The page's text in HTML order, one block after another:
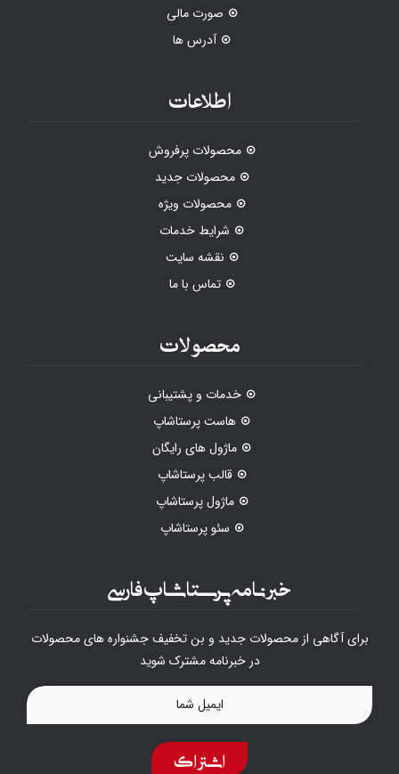
صورت مالی
آدرس ها
اطلاعات
محصولات پرفروش
محصولات جدید
محصولات ویژه
شرایط خدمات
نقشه سایت
تماس با ما
محصولات
خدمات و پشتیبانی
هاست پرستاشاپ
ماژول های رایگان
قالب پرستاشاپ
ماژول پرستاشاپ
سئو پرستاشاپ
خبرنامه پرستاشاپ فارسی
برای آگاهی از محصولات جدید و بن تخفیف جشنواره های محصولات
در خبرنامه مشترک شوید
اشتراک